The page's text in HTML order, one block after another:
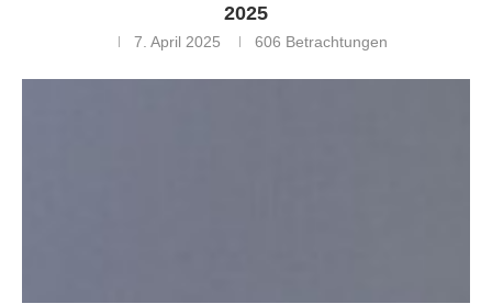
2025
7. April 2025 606 Betrachtungen